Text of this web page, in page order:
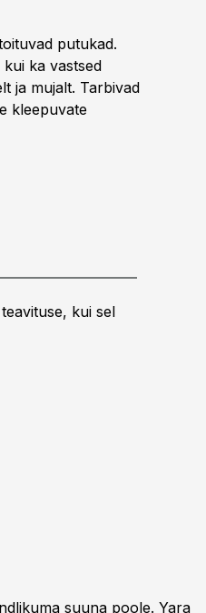
putukad.
ka vastsed
ja mujalt. Tarbivad
kleepuvate
kui sel
suuna poole. Yara